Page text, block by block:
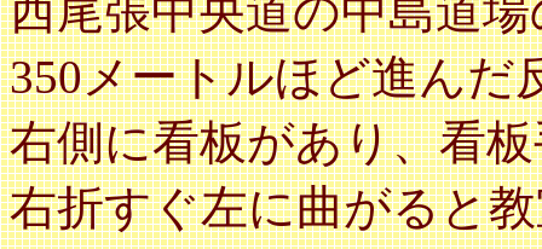
西尾張中央道の中島道
350メートルほど進んだ
右側に看板があり、看
右折すぐ左に曲がると